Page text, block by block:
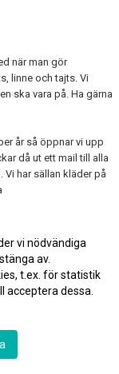
när man gör
linne och tajts. Vi
ska vara på. Ha gärna
år så öppnar vi upp
då ut ett mail till alla
har sällan kläder på
– M.
vi nödvändiga
av.
t.ex. för statistik
acceptera dessa.